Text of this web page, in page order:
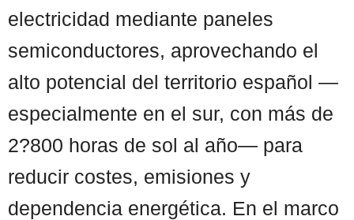
electricidad mediante paneles
semiconductores, aprovechando el
alto potencial del territorio español —
especialmente en el sur, con más de
2?800 horas de sol al año— para
reducir costes, emisiones y
dependencia energética. En el marco